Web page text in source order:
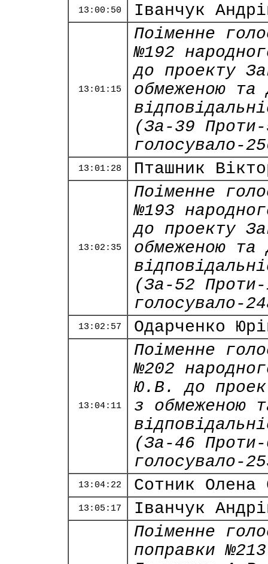
13:00:50 Іванчук
13:01:15
Поіменне
№192
до проекту
обмеженою та
(За-39
голосувало-
13:01:28 Пташник
13:02:35
Поіменне
№193
до проекту
обмеженою та
(За-52
голосувало-
13:02:57 Одарченко
13:04:11
Поіменне
№202
Ю.В. до
з обмеженою
(За-46
голосувало-
13:04:22 Сотник Олена
13:05:17 Іванчук
Поіменне
поправки